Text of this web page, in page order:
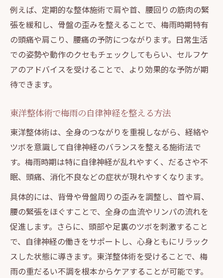
姿勢改善で肩こりと梅雨の辛さを解消
整体施術の肩こりリセットアプローチ
カイロプラクティックで肩回りも快適に
整体だから叶う梅雨時体調リセット術
整体が導く梅雨時期の全身リセット体験
カイロプラクティックの体調改善事例紹介
整体で得られる梅雨の不調トータルケア
整体施術で梅雨の体と心をリフレッシュ
例えば、定期的な整体施術で肩や首、腰回りの筋肉の緊
張を緩和し、骨盤の歪みを整えることで、梅雨時期特有
の頭痛や肩こり、腰痛の予防につながります。日常生活
での姿勢や動作のクセもチェックしてもらい、セルフケ
アのアドバイスを受けることで、より効果的な予防が期
待できます。
東洋整体術で梅雨の自律神経を整える方法
東洋整体術は、全身のつながりを重視しながら、経絡や
ツボを意識して自律神経のバランスを整える施術法で
す。梅雨時期は特に自律神経が乱れやすく、だるさや不
眠、頭痛、消化不良などの症状が現れやすくなります。
具体的には、背骨や骨盤周りの歪みを調整し、首や肩、
腰の緊張をほぐすことで、全身の血流やリンパの流れを
促進します。さらに、頭部や足裏のツボを刺激すること
で、自律神経の働きをサポートし、心身ともにリラック
スした状態に導きます。東洋整体術を受けることで、梅
雨の重だるい不調を根本からケアすることが可能です。